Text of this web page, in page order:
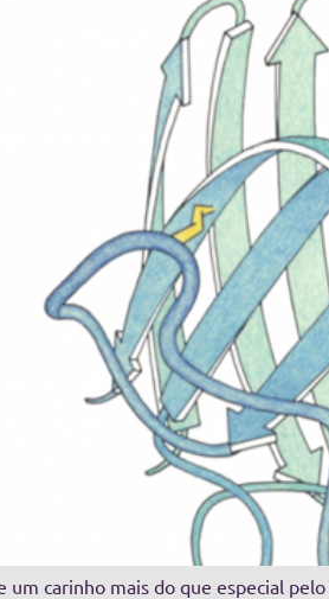
carinho mais do que especial